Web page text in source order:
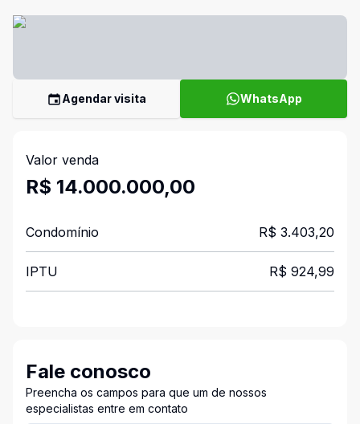
Agendar visita WhatsApp
Valor venda
R$ 14.000.000,00
Condomínio R$ 3.403,20
IPTU R$ 924,99
Fale conosco
Preencha os campos para que um de nossos
especialistas entre em contato